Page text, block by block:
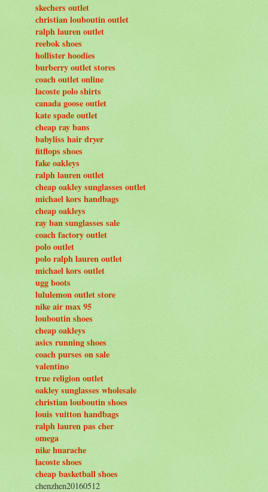
skechers outlet
christian louboutin outlet
ralph lauren outlet
reebok shoes
hollister hoodies
burberry outlet stores
coach outlet online
lacoste polo shirts
canada goose outlet
kate spade outlet
cheap ray bans
babyliss hair dryer
fitflops shoes
fake oakleys
ralph lauren outlet
cheap oakley sunglasses outlet
michael kors handbags
cheap oakleys
ray ban sunglasses sale
coach factory outlet
polo outlet
polo ralph lauren outlet
michael kors outlet
ugg boots
lululemon outlet store
nike air max 95
louboutin shoes
cheap oakleys
asics running shoes
coach purses on sale
valentino
true religion outlet
oakley sunglasses wholesale
christian louboutin shoes
louis vuitton handbags
ralph lauren pas cher
omega
nike huarache
lacoste shoes
cheap basketball shoes
chenzhen20160512